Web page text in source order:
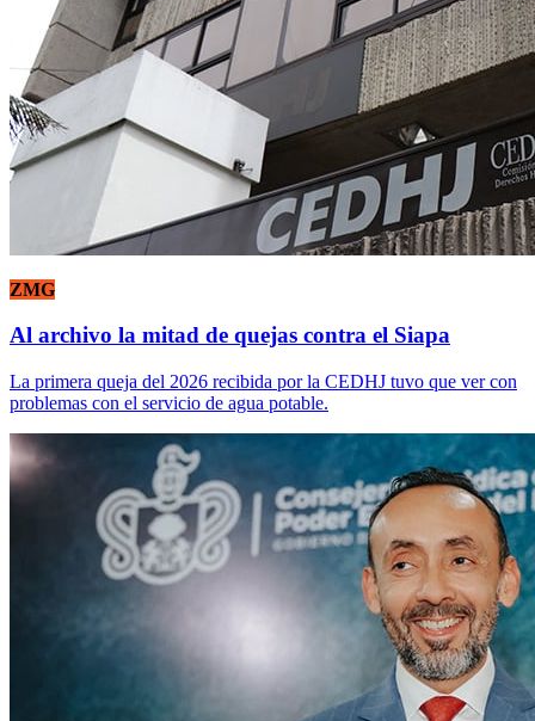
ZMG
Al archivo la mitad de quejas contra el Siapa
La primera queja del 2026 recibida por la CEDHJ tuvo que ver con
problemas con el servicio de agua potable.